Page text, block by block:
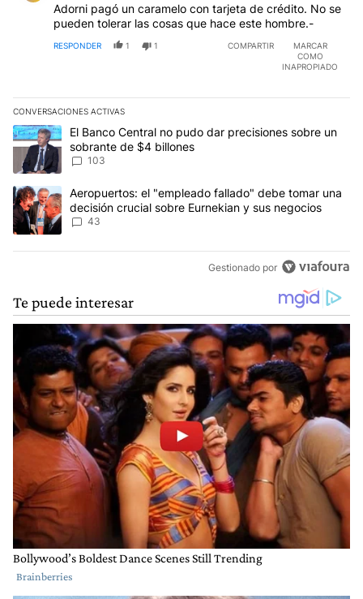
Adorni pagó un caramelo con tarjeta de crédito. No se
pueden tolerar las cosas que hace este hombre.-
RESPONDER 1 1 COMPARTIR
MARCAR
COMO
INAPROPIADO
CONVERSACIONES ACTIVAS
Este listado muestra los artículos con más comentarios en los
Un artículo de tendencia con el título "El Banco Central no pudo
El Banco Central no pudo dar precisiones sobre un
sobrante de $4 billones
103
Un artículo de tendencia con el título "Aeropuertos: el
Aeropuertos: el "empleado fallado" debe tomar una
decisión crucial sobre Eurnekian y sus negocios
43
Gestionado por